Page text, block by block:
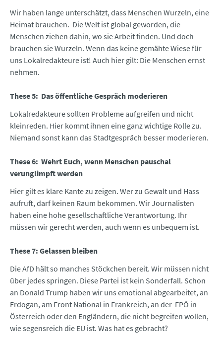
Wir haben lange unterschätzt, dass Menschen Wurzeln, eine
Heimat brauchen. Die Welt ist global geworden, die
Menschen ziehen dahin, wo sie Arbeit finden. Und doch
brauchen sie Wurzeln. Wenn das keine gemähte Wiese für
uns Lokalredakteure ist! Auch hier gilt: Die Menschen ernst
nehmen.
These 5: Das öffentliche Gespräch moderieren
Lokalredakteure sollten Probleme aufgreifen und nicht
kleinreden. Hier kommt ihnen eine ganz wichtige Rolle zu.
Niemand sonst kann das Stadtgespräch besser moderieren.
These 6: Wehrt Euch, wenn Menschen pauschal
verunglimpft werden
Hier gilt es klare Kante zu zeigen. Wer zu Gewalt und Hass
aufruft, darf keinen Raum bekommen. Wir Journalisten
haben eine hohe gesellschaftliche Verantwortung. Ihr
müssen wir gerecht werden, auch wenn es unbequem ist.
These 7: Gelassen bleiben
Die AfD hält so manches Stöckchen bereit. Wir müssen nicht
über jedes springen. Diese Partei ist kein Sonderfall. Schon
an Donald Trump haben wir uns emotional abgearbeitet, an
Erdogan, am Front National in Frankreich, an der FPÖ in
Österreich oder den Engländern, die nicht begreifen wollen,
wie segensreich die EU ist. Was hat es gebracht?